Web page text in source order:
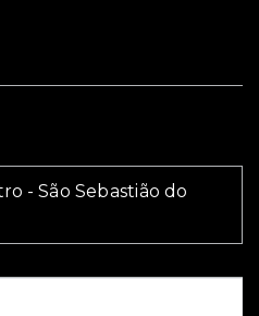
- São Sebastião do